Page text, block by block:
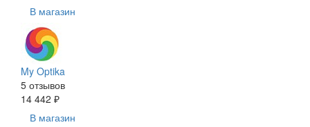
В магазин
My Optika
5 отзывов
14 442 ₽
В магазин